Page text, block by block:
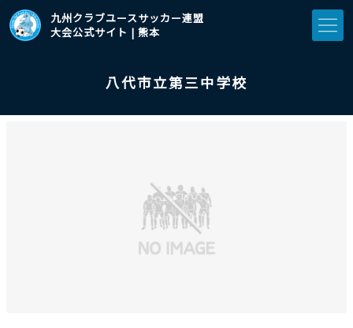
九州クラブユースサッカー連盟
大会公式サイト | 熊本
八代市立第三中学校